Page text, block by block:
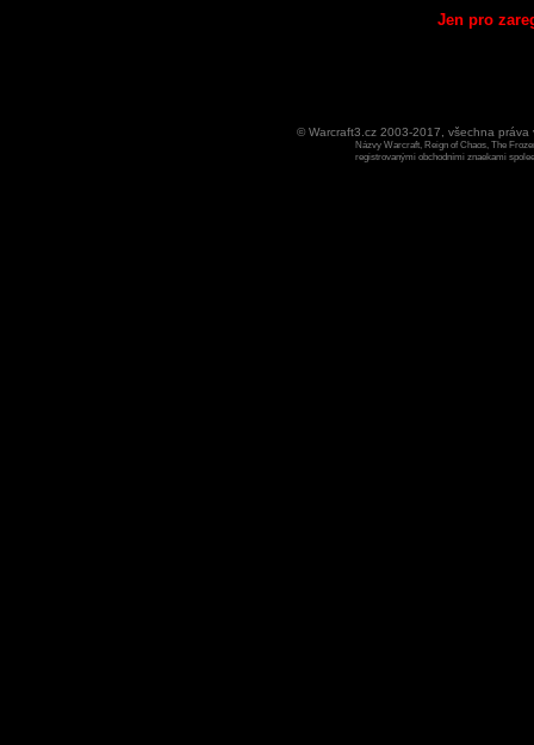
Jen pro
© Warcraft3.cz 2003-2017, všechna
Názvy Warcraft, Reign of Chaos, The
registrovanými obchodními znaekami